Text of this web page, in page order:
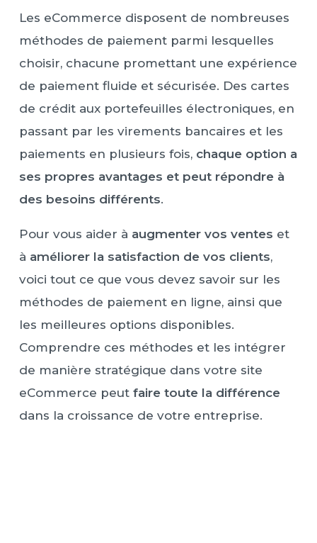
Les eCommerce disposent de nombreuses
méthodes de paiement parmi lesquelles
choisir, chacune promettant une expérience
de paiement fluide et sécurisée. Des cartes
de crédit aux portefeuilles électroniques, en
passant par les virements bancaires et les
paiements en plusieurs fois, chaque option a
ses propres avantages et peut répondre à
des besoins différents.
Pour vous aider à augmenter vos ventes et
à améliorer la satisfaction de vos clients,
voici tout ce que vous devez savoir sur les
méthodes de paiement en ligne, ainsi que
les meilleures options disponibles.
Comprendre ces méthodes et les intégrer
de manière stratégique dans votre site
eCommerce peut faire toute la différence
dans la croissance de votre entreprise.